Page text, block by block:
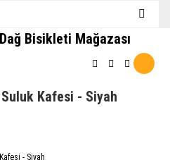
Bisikleti Mağazası
Kafesi - Siyah